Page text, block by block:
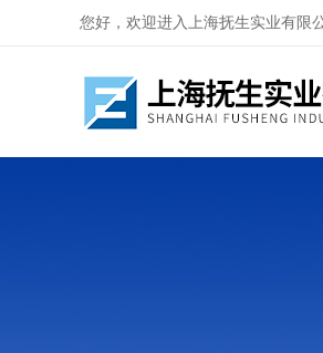
您好，欢迎进入上海抚生实业有限